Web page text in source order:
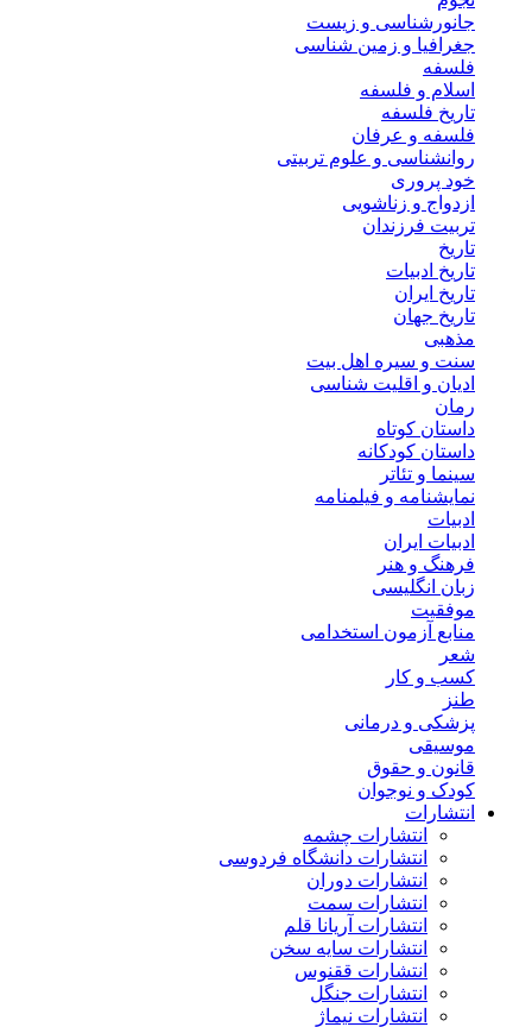
جانورشناسی و زیست
جغرافیا و زمین شناسی
فلسفه
اسلام و فلسفه
تاریخ فلسفه
فلسفه و عرفان
روانشناسی و علوم تربیتی
خود پروری
ازدواج و زناشویی
تربیت فرزندان
تاریخ
تاریخ ادبیات
تاریخ ایران
تاریخ جهان
مذهبی
سنت و سیره اهل بیت
ادیان و اقلیت شناسی
رمان
داستان کوتاه
داستان کودکانه
سینما و تئاتر
نمایشنامه و فیلمنامه
ادبیات
ادبیات ایران
فرهنگ و هنر
زبان انگلیسی
موفقیت
منابع آزمون استخدامی
شعر
کسب و کار
طنز
پزشکی و درمانی
موسیقی
قانون و حقوق
کودک و نوجوان
انتشارات
انتشارات چشمه
انتشارات دانشگاه فردوسی
انتشارات دوران
انتشارات سمت
انتشارات آریانا قلم
انتشارات سایه سخن
انتشارات ققنوس
انتشارات جنگل
انتشارات نیماژ